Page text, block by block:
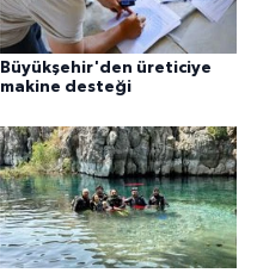
Büyükşehir'den üreticiye
makine desteği